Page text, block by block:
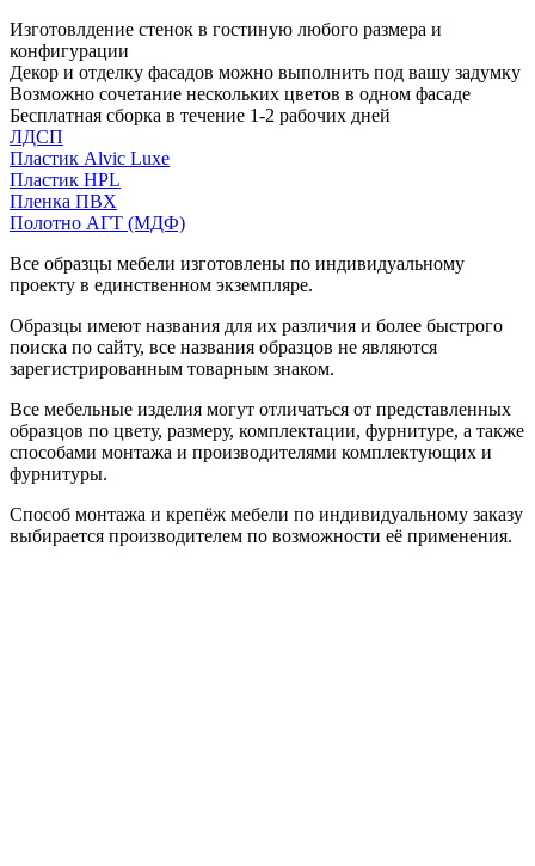
Изготовлдение стенок в гостиную любого размера и
конфигурации
Декор и отделку фасадов можно выполнить под вашу задумку
Возможно сочетание нескольких цветов в одном фасаде
Бесплатная сборка в течение 1-2 рабочих дней
ЛДСП
Пластик Alvic Luxe
Пластик HPL
Пленка ПВХ
Полотно АГТ (МДФ)
Все образцы мебели изготовлены по индивидуальному
проекту в единственном экземпляре.
Образцы имеют названия для их различия и более быстрого
поиска по сайту, все названия образцов не являются
зарегистрированным товарным знаком.
Все мебельные изделия могут отличаться от представленных
образцов по цвету, размеру, комплектации, фурнитуре, а также
способами монтажа и производителями комплектующих и
фурнитуры.
Способ монтажа и крепёж мебели по индивидуальному заказу
выбирается производителем по возможности её применения.